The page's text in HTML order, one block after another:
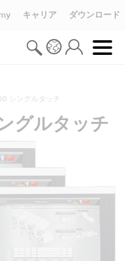
キャリア ダウンロード
シングルタッチ
グルタッチ